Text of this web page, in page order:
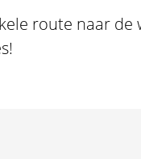
route naar de